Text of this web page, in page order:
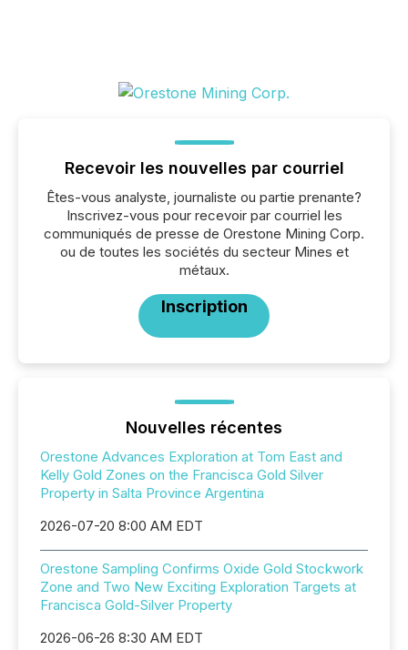
Recevoir les nouvelles par courriel
Êtes-vous analyste, journaliste ou partie prenante?
Inscrivez-vous pour recevoir par courriel les
communiqués de presse de Orestone Mining Corp.
ou de toutes les sociétés du secteur Mines et
métaux.
Inscription
Nouvelles récentes
Orestone Advances Exploration at Tom East and
Kelly Gold Zones on the Francisca Gold Silver
Property in Salta Province Argentina
2026-07-20 8:00 AM EDT
Orestone Sampling Confirms Oxide Gold Stockwork
Zone and Two New Exciting Exploration Targets at
Francisca Gold-Silver Property
2026-06-26 8:30 AM EDT